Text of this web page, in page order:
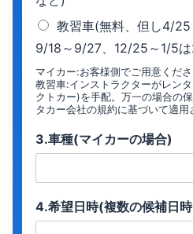
教習車(無料、但し4/25
9/18～9/27、12/25～1/5
マイカー:お客様側でご用意くだ
教習車:インストラクターがレン
クトカー)を手配。万一の場合の
タカー会社の規約に基づいて適用
3.車種(マイカーの場合)
4.希望日時(複数の候補日